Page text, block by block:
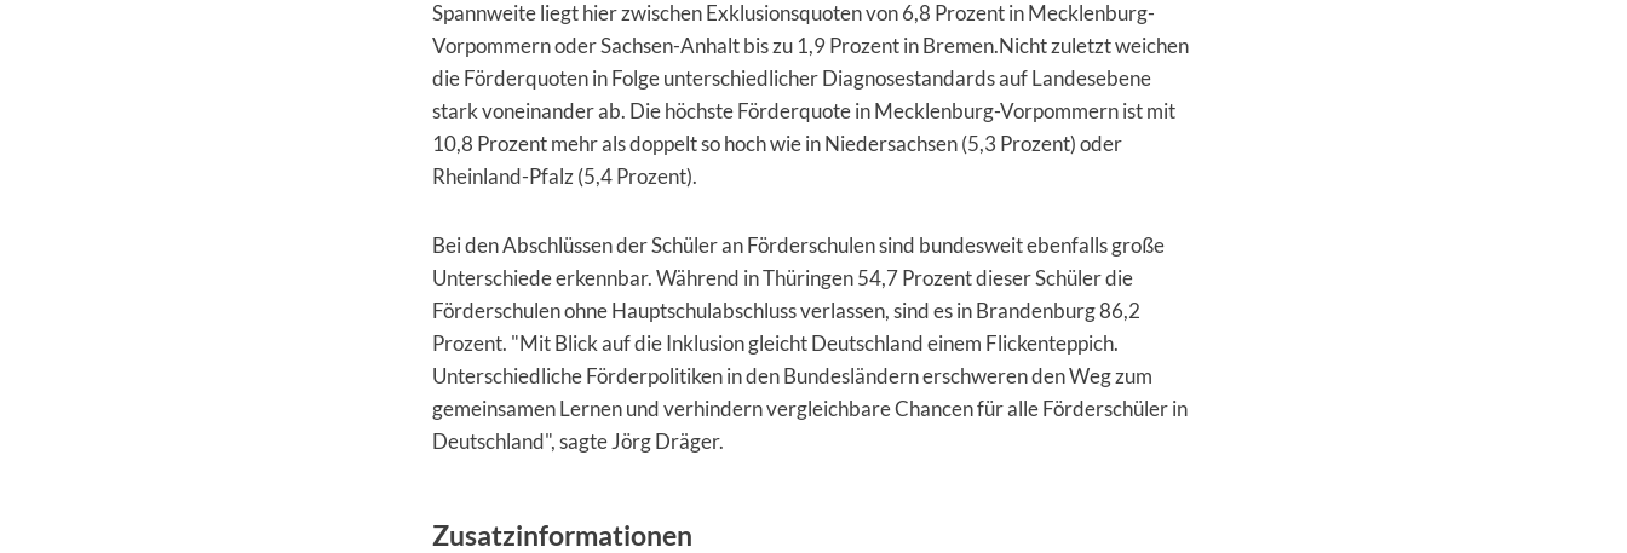
Spannweite liegt hier zwischen Exklusionsquoten von 6,8 Prozent in Mecklenburg-
Vorpommern oder Sachsen-Anhalt bis zu 1,9 Prozent in Bremen.Nicht zuletzt weichen
die Förderquoten in Folge unterschiedlicher Diagnosestandards auf Landesebene
stark voneinander ab. Die höchste Förderquote in Mecklenburg-Vorpommern ist mit
10,8 Prozent mehr als doppelt so hoch wie in Niedersachsen (5,3 Prozent) oder
Rheinland-Pfalz (5,4 Prozent).
Bei den Abschlüssen der Schüler an Förderschulen sind bundesweit ebenfalls große
Unterschiede erkennbar. Während in Thüringen 54,7 Prozent dieser Schüler die
Förderschulen ohne Hauptschulabschluss verlassen, sind es in Brandenburg 86,2
Prozent. "Mit Blick auf die Inklusion gleicht Deutschland einem Flickenteppich.
Unterschiedliche Förderpolitiken in den Bundesländern erschweren den Weg zum
gemeinsamen Lernen und verhindern vergleichbare Chancen für alle Förderschüler in
Deutschland", sagte Jörg Dräger.
Zusatzinformationen